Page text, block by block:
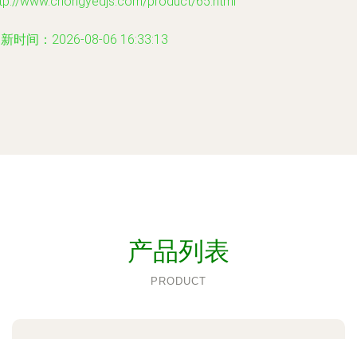
时间：2026-08-06 16:33:13
产品列表
PRODUCT